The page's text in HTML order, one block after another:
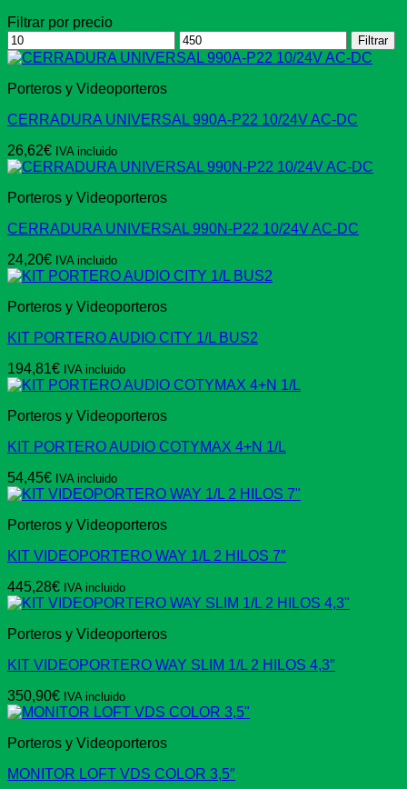
Filtrar por precio
Precio
mínimo
Precio
máximo
Filtrar
Porteros y Videoporteros
CERRADURA UNIVERSAL 990A-P22 10/24V AC-DC
26,62€ IVA incluido
Porteros y Videoporteros
CERRADURA UNIVERSAL 990N-P22 10/24V AC-DC
24,20€ IVA incluido
Porteros y Videoporteros
KIT PORTERO AUDIO CITY 1/L BUS2
194,81€ IVA incluido
Porteros y Videoporteros
KIT PORTERO AUDIO COTYMAX 4+N 1/L
54,45€ IVA incluido
Porteros y Videoporteros
KIT VIDEOPORTERO WAY 1/L 2 HILOS 7″
445,28€ IVA incluido
Porteros y Videoporteros
KIT VIDEOPORTERO WAY SLIM 1/L 2 HILOS 4,3″
350,90€ IVA incluido
Porteros y Videoporteros
MONITOR LOFT VDS COLOR 3,5″